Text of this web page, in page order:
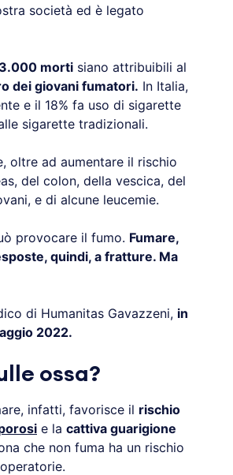
società ed è legato
morti siano attribuibili al
dei giovani fumatori. In Italia,
e il 18% fa uso di sigarette
sigarette tradizionali.
oltre ad aumentare il rischio
del colon, della vescica, del
e di alcune leucemie.
provocare il fumo. Fumare,
quindi, a fratture. Ma
di Humanitas Gavazzeni, in
2022.
ossa?
infatti, favorisce il rischio
e la cattiva guarigione
che non fuma ha un rischio